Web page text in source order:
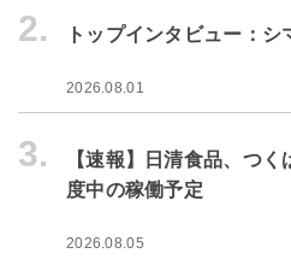
2. トップインタビュー：
2026.08.01
3.
【速報】日清食品、つ
度中の稼働予定
2026.08.05